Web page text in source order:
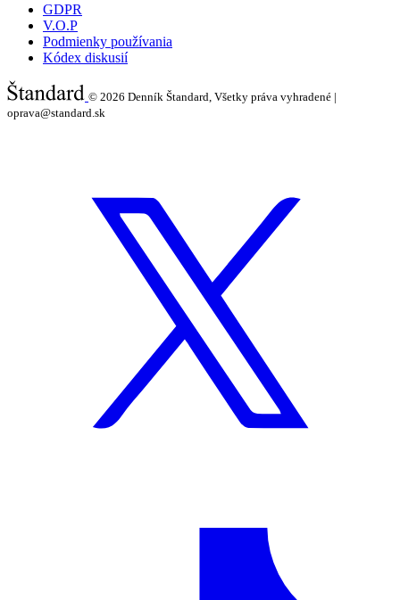
GDPR
V.O.P
Podmienky používania
Kódex diskusií
© 2026 Denník Štandard, Všetky práva vyhradené |
oprava@standard.sk